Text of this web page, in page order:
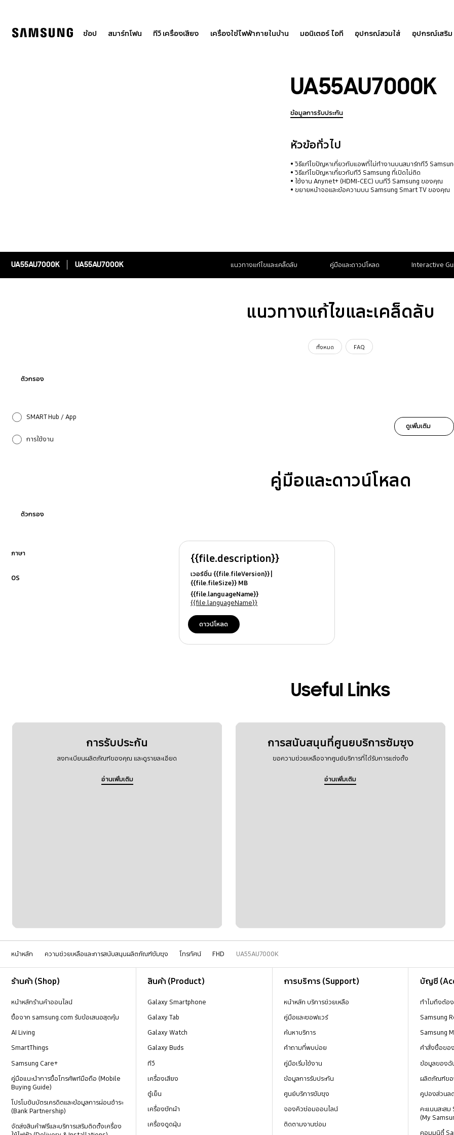
ช้อป สมาร์ทโฟน ทีวี เครื่องเสียง เครื่องใช้ไฟฟ้าภายในบ้าน มอนิเตอร์ ไอที อุปกรณ์สวมใส่ อุปกรณ์เสริม
UA55AU7000K
ข้อมูลการรับประกัน
หัวข้อทั่วไป
วิธีแก้ไขปัญหาเกี่ยวกับแอพที่ไม่ทำงานบนสมาร์ททีวี
วิธีแก้ไขปัญหาเกี่ยวกับทีวี Samsung ที่เปิดไม่ติด
ใช้งาน Anynet+ (HDMI-CEC) บนทีวี Samsung ของคุณ
ขยายหน้าจอและข้อความบน Samsung Smart TV ของคุณ
UA55AU7000K UA55AU7000K แนวทางแก้ไขและเคล็ดลับ คู่มือและดาวน์โหลด Interactive
แนวทางแก้ไขและเคล็ดลับ
ทั้งหมด FAQ
ตัวกรอง
SMART Hub / App
การใช้งาน
ดูเพิ่มเติม
คู่มือและดาวน์โหลด
ตัวกรอง
ภาษา
OS
{{file.description}}
เวอร์ชั่น {{file.fileVersion}}
{{file.fileSize}} MB
{{file.fileModifiedDate}}
{{file.osNames}}
{{file.languageName}}
{{file.languageName}}
ดาวน์โหลด
Useful Links
การรับประกัน
ลงทะเบียนผลิตภัณฑ์ของคุณ และดูรายละเอียด
อ่านเพิ่มเติม
การสนับสนุนที่ศูนยบริการซัมซุง
ขอความช่วยเหลือจากศูนย์บริการที่ได้รับการแต่งตั้ง
อ่านเพิ่มเติม
หน้าหลัก ความช่วยเหลือและการสนับสนุนผลิตภัณฑ์ซัมซุง โทรทัศน์ FHD UA55AU7000K
ร้านค้า (Shop)
หน้าหลักร้านค้าออนไลน์
ซื้อจาก samsung.com รับข้อเสนอสุดคุ้ม
AI Living
SmartThings
Samsung Care+
คู่มือแนะนำการซื้อโทรศัพท์มือถือ (Mobile
Buying Guide)
โปรโมชันบัตรเครดิตและข้อมูลการผ่อนชำระ
(Bank Partnership)
จัดส่งสินค้าฟรีและบริการเสริมติดตั้งเครื่อง
สินค้า (Product)
Galaxy Smartphone
Galaxy Tab
Galaxy Watch
Galaxy Buds
ทีวี
เครื่องเสียง
ตู้เย็น
เครื่องซักผ้า
เครื่องดูดฝุ่น
การบริการ (Support)
หน้าหลัก บริการช่วยเหลือ
คู่มือและซอฟแวร์
ค้นหาบริการ
คำถามที่พบบ่อย
คู่มือเริ่มใช้งาน
ข้อมูลการรับประกัน
ศูนย์บริการซัมซุง
จองคิวซ่อมออนไลน์
ติดตามงานซ่อม
บัญชี
ทำไมถึงต้อ
Samsung
Samsung
คำสั่งซื้อขอ
ข้อมูลของฉั
ผลิตภัณฑ์ขอ
คูปองส่วนล
คะแนนสะส
(My
คอมมูนิตี้